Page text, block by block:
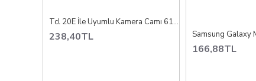
Tcl 20E İle Uyumlu Kamera Camı 6125D
238,40TL
166,88TL